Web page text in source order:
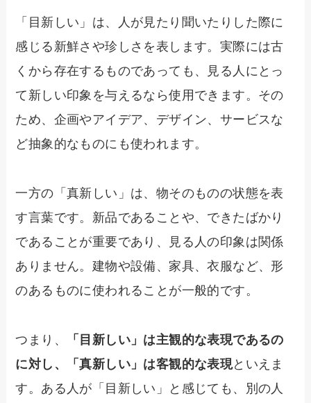
「目新しい」は、人が見たり聞いたりした際に
感じる新鮮さや珍しさを表します。実際には古
くから存在するものであっても、見る人にとっ
て新しい印象を与えるなら使用できます。その
ため、企画やアイデア、デザイン、サービスな
ど抽象的なものにも使われます。
一方の「真新しい」は、物そのものの状態を表
す言葉です。新品であることや、できたばかり
であることが重要であり、見る人の印象は関係
ありません。建物や設備、家具、衣服など、形
のあるものに使われることが一般的です。
つまり、
「目新しい」は主観的な表現であるの
に対し、「真新しい」は客観的な表現といえま
す。ある人が「目新しい」と感じても、別の人